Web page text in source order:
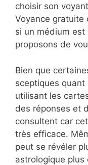
choisir son
Voyance gratuite
si un médium est
proposons de
Bien que
sceptiques
utilisant les
des réponses et
consultent car
très efficace.
peut se révéler
astrologique